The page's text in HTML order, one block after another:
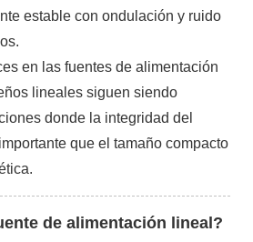
estable con ondulación y ruido
en las fuentes de alimentación
lineales siguen siendo
donde la integridad del
que el tamaño compacto
de alimentación lineal?